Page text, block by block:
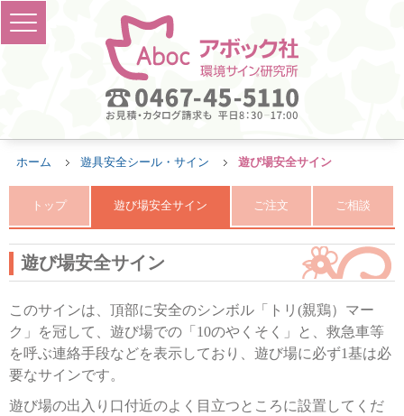
ホーム 遊具安全シール・サイン 遊び場安全サイン
トップ 遊び場安全サイン ご注文 ご相談
遊び場安全サイン
このサインは、頂部に安全のシンボル「トリ(親鶏）マー
ク」を冠して、遊び場での「10のやくそく」と、救急車等
を呼ぶ連絡手段などを表示しており、遊び場に必ず1基は必
要なサインです。
遊び場の出入り口付近のよく目立つところに設置してくだ